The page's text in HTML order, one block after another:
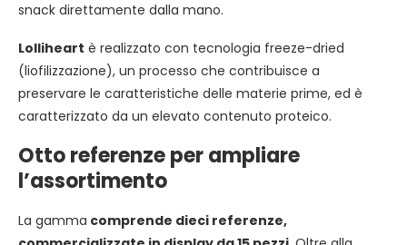
snack direttamente dalla mano.
Lolliheart è realizzato con tecnologia freeze-dried
(liofilizzazione), un processo che contribuisce a
preservare le caratteristiche delle materie prime, ed è
caratterizzato da un elevato contenuto proteico.
Otto referenze per ampliare
l’assortimento
La gamma comprende dieci referenze,